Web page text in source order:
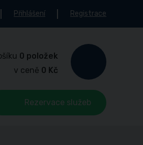
Přihlášení Registrace
0 položek
v ceně 0 Kč
Rezervace služeb